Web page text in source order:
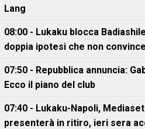
Lang
08:00 - Lukaku blocca
doppia ipotesi che non
07:50 - Repubblica annuncia:
Ecco il piano del club
07:40 - Lukaku-Napoli,
presenterà in ritiro, ieri sera